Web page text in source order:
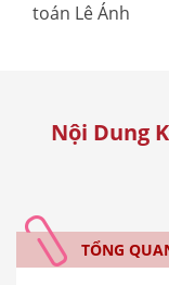
toán Lê Ánh
Nội Dung
TỔNG